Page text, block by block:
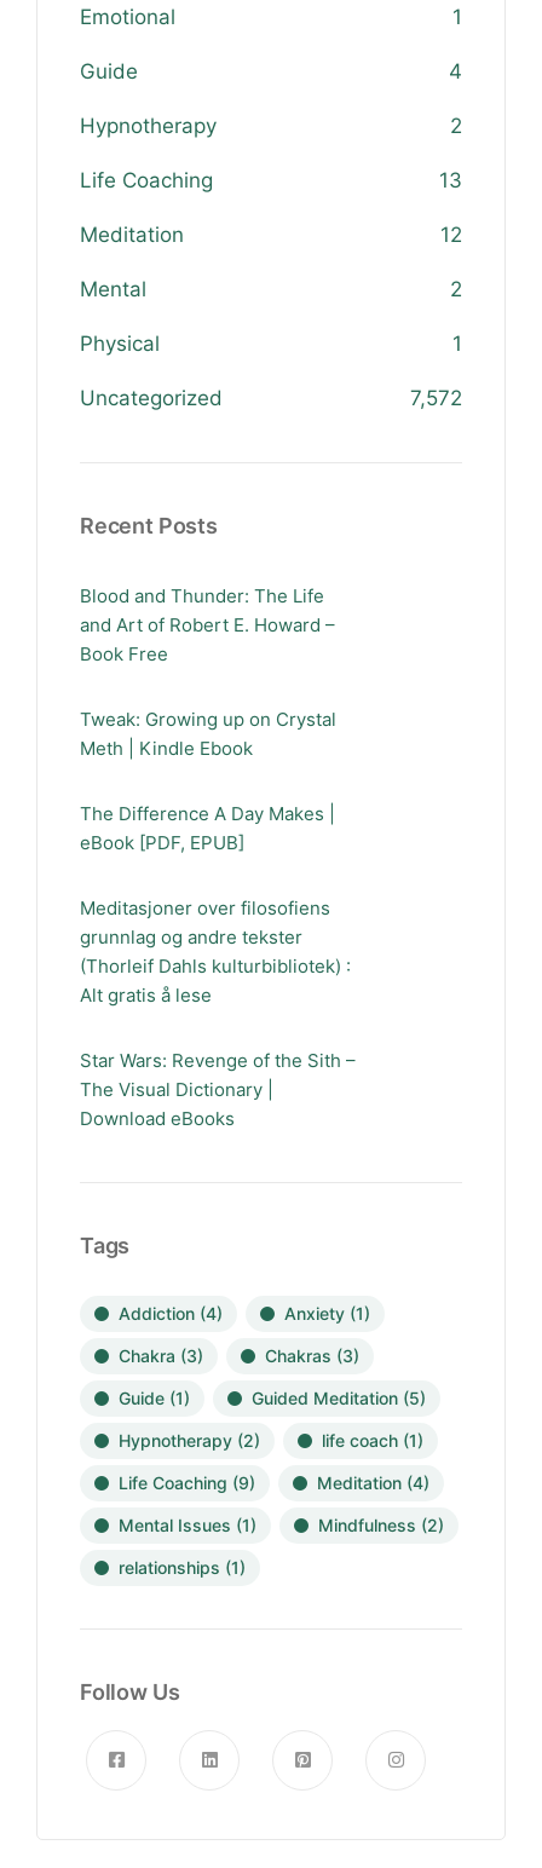
Emotional 1
Guide 4
Hypnotherapy 2
Life Coaching 13
Meditation 12
Mental 2
Physical 1
Uncategorized 7,572
Recent Posts
Blood and Thunder: The Life
and Art of Robert E. Howard –
Book Free
Tweak: Growing up on Crystal
Meth | Kindle Ebook
The Difference A Day Makes |
eBook [PDF, EPUB]
Meditasjoner over filosofiens
grunnlag og andre tekster
(Thorleif Dahls kulturbibliotek) :
Alt gratis å lese
Star Wars: Revenge of the Sith –
The Visual Dictionary |
Download eBooks
Tags
Addiction (4) Anxiety (1)
Chakra (3) Chakras (3)
Guide (1) Guided Meditation (5)
Hypnotherapy (2) life coach (1)
Life Coaching (9) Meditation (4)
Mental Issues (1) Mindfulness (2)
relationships (1)
Follow Us